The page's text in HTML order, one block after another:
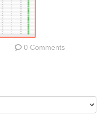
0 Comments